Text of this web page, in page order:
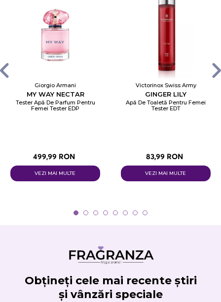
Giorgio Armani
MY WAY NECTAR
Tester Apă De Parfum Pentru
Femei Tester EDP
499,99 RON
VEZI MAI MULTE
Victorinox Swiss Army
GINGER LILY
Apă De Toaletă Pentru Femei
Tester EDT
83,99 RON
VEZI MAI MULTE
Obțineți cele mai recente știri
și vânzări speciale